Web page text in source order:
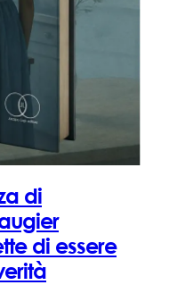
di
di essere